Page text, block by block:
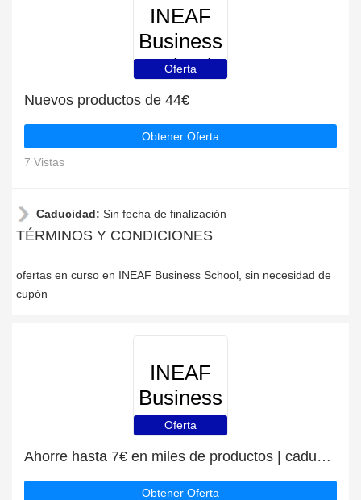
INEAF
Business
School
Oferta
Nuevos productos de 44€
Obtener Oferta
7 Vistas
Caducidad: Sin fecha de finalización
TÉRMINOS Y CONDICIONES
ofertas en curso en INEAF Business School, sin necesidad de
cupón
INEAF
Business
School
Oferta
Ahorre hasta 7€ en miles de productos | caduca pronto
Obtener Oferta